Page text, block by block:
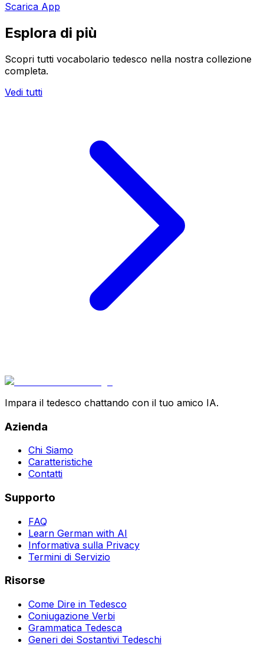
Scarica App
Esplora di più
Scopri tutti vocabolario tedesco nella nostra collezione
completa.
Vedi tutti
Impara il tedesco chattando con il tuo amico IA.
Azienda
Chi Siamo
Caratteristiche
Contatti
Supporto
FAQ
Learn German with AI
Informativa sulla Privacy
Termini di Servizio
Risorse
Come Dire in Tedesco
Coniugazione Verbi
Grammatica Tedesca
Generi dei Sostantivi Tedeschi